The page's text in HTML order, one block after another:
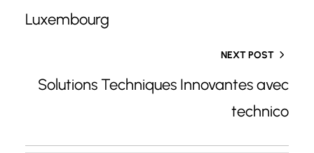
Luxembourg
NEXT POST
Solutions Techniques Innovantes avec
technico